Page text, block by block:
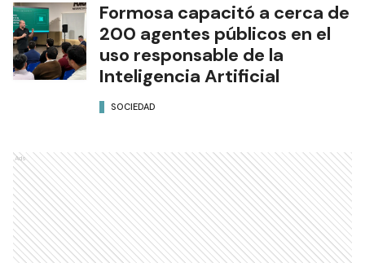
Formosa capacitó a cerca de
200 agentes públicos en el
uso responsable de la
Inteligencia Artificial
SOCIEDAD
Ads